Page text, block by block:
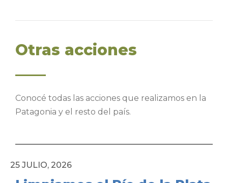
Otras acciones
Conocé todas las acciones que realizamos en la
Patagonia y el resto del país.
25 JULIO, 2026